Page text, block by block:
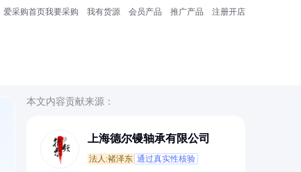
爱采购首页我要采购 我有货源 会员产品 推广产品 注册开店
本文内容贡献来源：
上海德尔镘轴承有限公司
法人:褚泽东 通过真实性核验